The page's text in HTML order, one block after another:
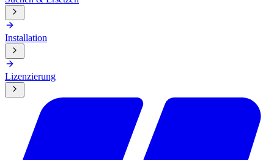
Installation
Lizenzierung